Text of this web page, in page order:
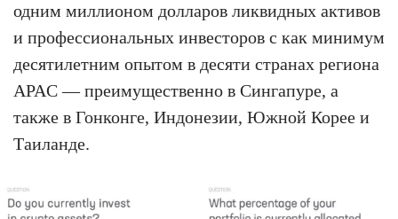
одним миллионом долларов ликвидных активов
и профессиональных инвесторов с как минимум
десятилетним опытом в десяти странах региона
APAC — преимущественно в Сингапуре, а
также в Гонконге, Индонезии, Южной Корее и
Таиланде.